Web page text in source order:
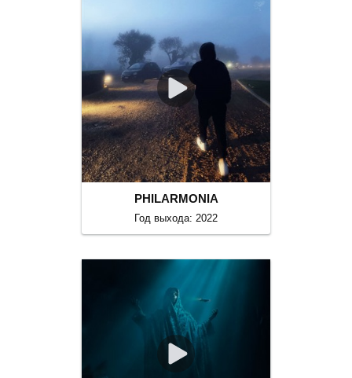
PHILARMONIA
Год выхода: 2022